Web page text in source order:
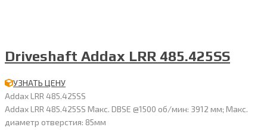
Driveshaft Addax LRR 485.425SS
УЗНАТЬ ЦЕНУ
Addax LRR 485.425SS
Addax LRR 485.425SS Макс. DBSE @1500 об/мин: 3912 мм; Макс.
диаметр отверстия: 85мм